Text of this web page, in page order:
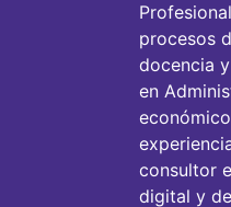
procesos
docencia
en
consultor
digital y